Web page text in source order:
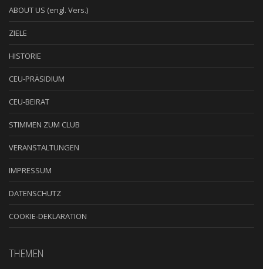
ABOUT US (engl. Vers.)
ZIELE
HISTORIE
CEU-PRÄSIDIUM
CEU-BEIRAT
STIMMEN ZUM CLUB
VERANSTALTUNGEN
IMPRESSUM
DATENSCHUTZ
COOKIE-DEKLARATION
THEMEN